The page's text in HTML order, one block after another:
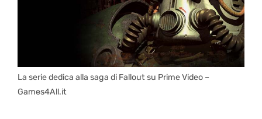
La serie dedica alla saga di Fallout su Prime Video –
Games4All.it